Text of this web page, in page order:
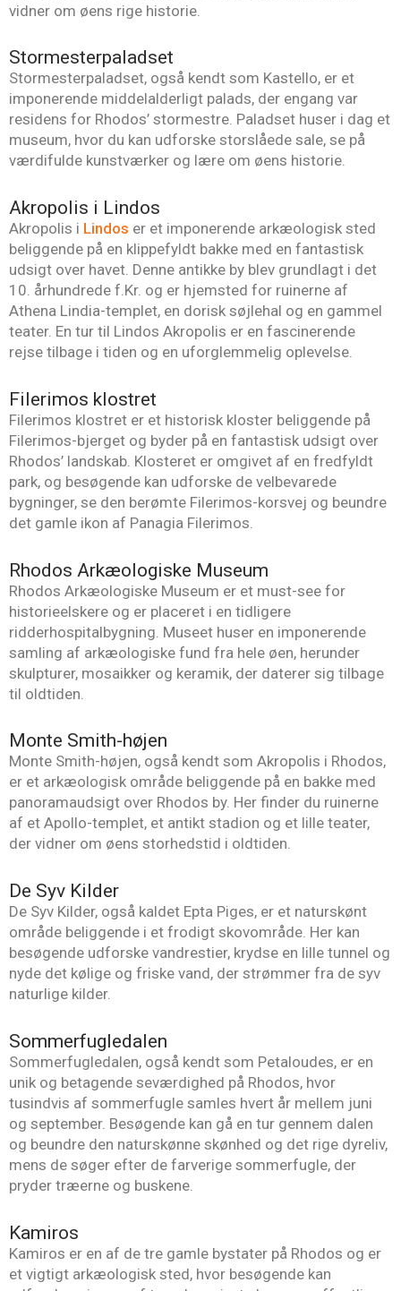
vidner om øens rige historie.
Stormesterpaladset
Stormesterpaladset, også kendt som Kastello, er et
imponerende middelalderligt palads, der engang var
residens for Rhodos’ stormestre. Paladset huser i dag et
museum, hvor du kan udforske storslåede sale, se på
værdifulde kunstværker og lære om øens historie.
Akropolis i Lindos
Akropolis i Lindos er et imponerende arkæologisk sted
beliggende på en klippefyldt bakke med en fantastisk
udsigt over havet. Denne antikke by blev grundlagt i det
10. århundrede f.Kr. og er hjemsted for ruinerne af
Athena Lindia-templet, en dorisk søjlehal og en gammel
teater. En tur til Lindos Akropolis er en fascinerende
rejse tilbage i tiden og en uforglemmelig oplevelse.
Filerimos klostret
Filerimos klostret er et historisk kloster beliggende på
Filerimos-bjerget og byder på en fantastisk udsigt over
Rhodos’ landskab. Klosteret er omgivet af en fredfyldt
park, og besøgende kan udforske de velbevarede
bygninger, se den berømte Filerimos-korsvej og beundre
det gamle ikon af Panagia Filerimos.
Rhodos Arkæologiske Museum
Rhodos Arkæologiske Museum er et must-see for
historieelskere og er placeret i en tidligere
ridderhospitalbygning. Museet huser en imponerende
samling af arkæologiske fund fra hele øen, herunder
skulpturer, mosaikker og keramik, der daterer sig tilbage
til oldtiden.
Monte Smith-højen
Monte Smith-højen, også kendt som Akropolis i Rhodos,
er et arkæologisk område beliggende på en bakke med
panoramaudsigt over Rhodos by. Her finder du ruinerne
af et Apollo-templet, et antikt stadion og et lille teater,
der vidner om øens storhedstid i oldtiden.
De Syv Kilder
De Syv Kilder, også kaldet Epta Piges, er et naturskønt
område beliggende i et frodigt skovområde. Her kan
besøgende udforske vandrestier, krydse en lille tunnel og
nyde det kølige og friske vand, der strømmer fra de syv
naturlige kilder.
Sommerfugledalen
Sommerfugledalen, også kendt som Petaloudes, er en
unik og betagende seværdighed på Rhodos, hvor
tusindvis af sommerfugle samles hvert år mellem juni
og september. Besøgende kan gå en tur gennem dalen
og beundre den naturskønne skønhed og det rige dyreliv,
mens de søger efter de farverige sommerfugle, der
pryder træerne og buskene.
Kamiros
Kamiros er en af de tre gamle bystater på Rhodos og er
et vigtigt arkæologisk sted, hvor besøgende kan